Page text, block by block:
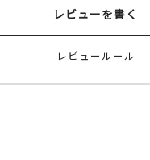
レビューを書く
レビュールール